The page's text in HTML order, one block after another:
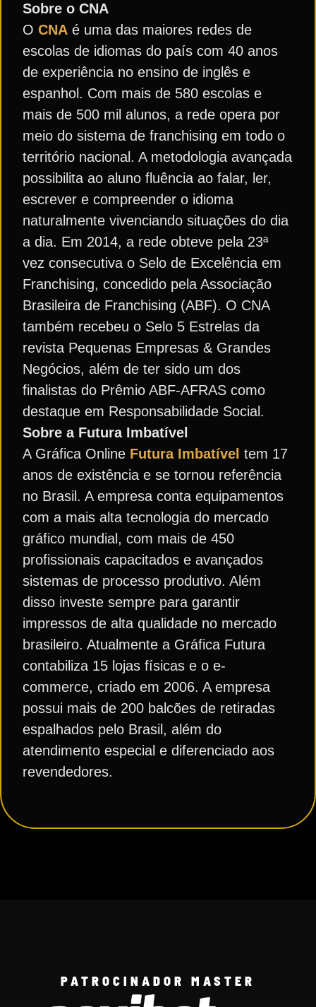
Sobre o CNA
O CNA é uma das maiores redes de
escolas de idiomas do país com 40 anos
de experiência no ensino de inglês e
espanhol. Com mais de 580 escolas e
mais de 500 mil alunos, a rede opera por
meio do sistema de franchising em todo o
território nacional. A metodologia avançada
possibilita ao aluno fluência ao falar, ler,
escrever e compreender o idioma
naturalmente vivenciando situações do dia
a dia. Em 2014, a rede obteve pela 23ª
vez consecutiva o Selo de Excelência em
Franchising, concedido pela Associação
Brasileira de Franchising (ABF). O CNA
também recebeu o Selo 5 Estrelas da
revista Pequenas Empresas & Grandes
Negócios, além de ter sido um dos
finalistas do Prêmio ABF-AFRAS como
destaque em Responsabilidade Social.
Sobre a Futura Imbatível
A Gráfica Online Futura Imbatível tem 17
anos de existência e se tornou referência
no Brasil. A empresa conta equipamentos
com a mais alta tecnologia do mercado
gráfico mundial, com mais de 450
profissionais capacitados e avançados
sistemas de processo produtivo. Além
disso investe sempre para garantir
impressos de alta qualidade no mercado
brasileiro. Atualmente a Gráfica Futura
contabiliza 15 lojas físicas e o e-
commerce, criado em 2006. A empresa
possui mais de 200 balcões de retiradas
espalhados pelo Brasil, além do
atendimento especial e diferenciado aos
revendedores.
PATROCINADOR MASTER